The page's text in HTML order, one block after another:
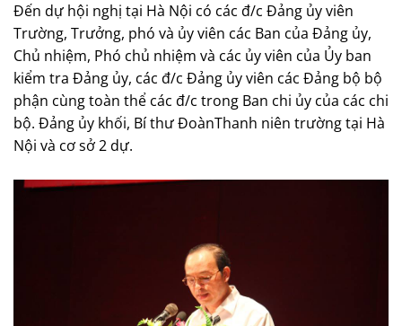
Đến dự hội nghị tại Hà Nội có các đ/c Đảng ủy viên
Trường, Trưởng, phó và ủy viên các Ban của Đảng ủy,
Chủ nhiệm, Phó chủ nhiệm và các ủy viên của Ủy ban
kiểm tra Đảng ủy, các đ/c Đảng ủy viên các Đảng bộ bộ
phận cùng toàn thể các đ/c trong Ban chi ủy của các chi
bộ. Đảng ủy khối, Bí thư ĐoànThanh niên trường tại Hà
Nội và cơ sở 2 dự.